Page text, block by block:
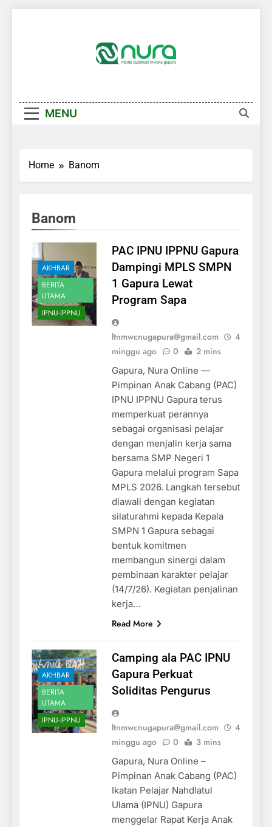
MENU
Home Banom
Banom
AKHBAR
BERITA
UTAMA
IPNU-IPPNU
PAC IPNU IPPNU Gapura
Dampingi MPLS SMPN
1 Gapura Lewat
Program Sapa
ltnmwcnugapura@gmail.com
4
minggu ago
0 2 mins
Gapura, Nura Online —
Pimpinan Anak Cabang (PAC)
IPNU IPPNU Gapura terus
memperkuat perannya
sebagai organisasi pelajar
dengan menjalin kerja sama
bersama SMP Negeri 1
Gapura melalui program Sapa
MPLS 2026. Langkah tersebut
diawali dengan kegiatan
silaturahmi kepada Kepala
SMPN 1 Gapura sebagai
bentuk komitmen
membangun sinergi dalam
pembinaan karakter pelajar
(14/7/26). Kegiatan penjalinan
kerja…
Read More
AKHBAR
BERITA
UTAMA
IPNU-IPPNU
Camping ala PAC IPNU
Gapura Perkuat
Soliditas Pengurus
ltnmwcnugapura@gmail.com
4
minggu ago
0 3 mins
Gapura, Nura Online –
Pimpinan Anak Cabang (PAC)
Ikatan Pelajar Nahdlatul
Ulama (IPNU) Gapura
menggelar Rapat Kerja Anak